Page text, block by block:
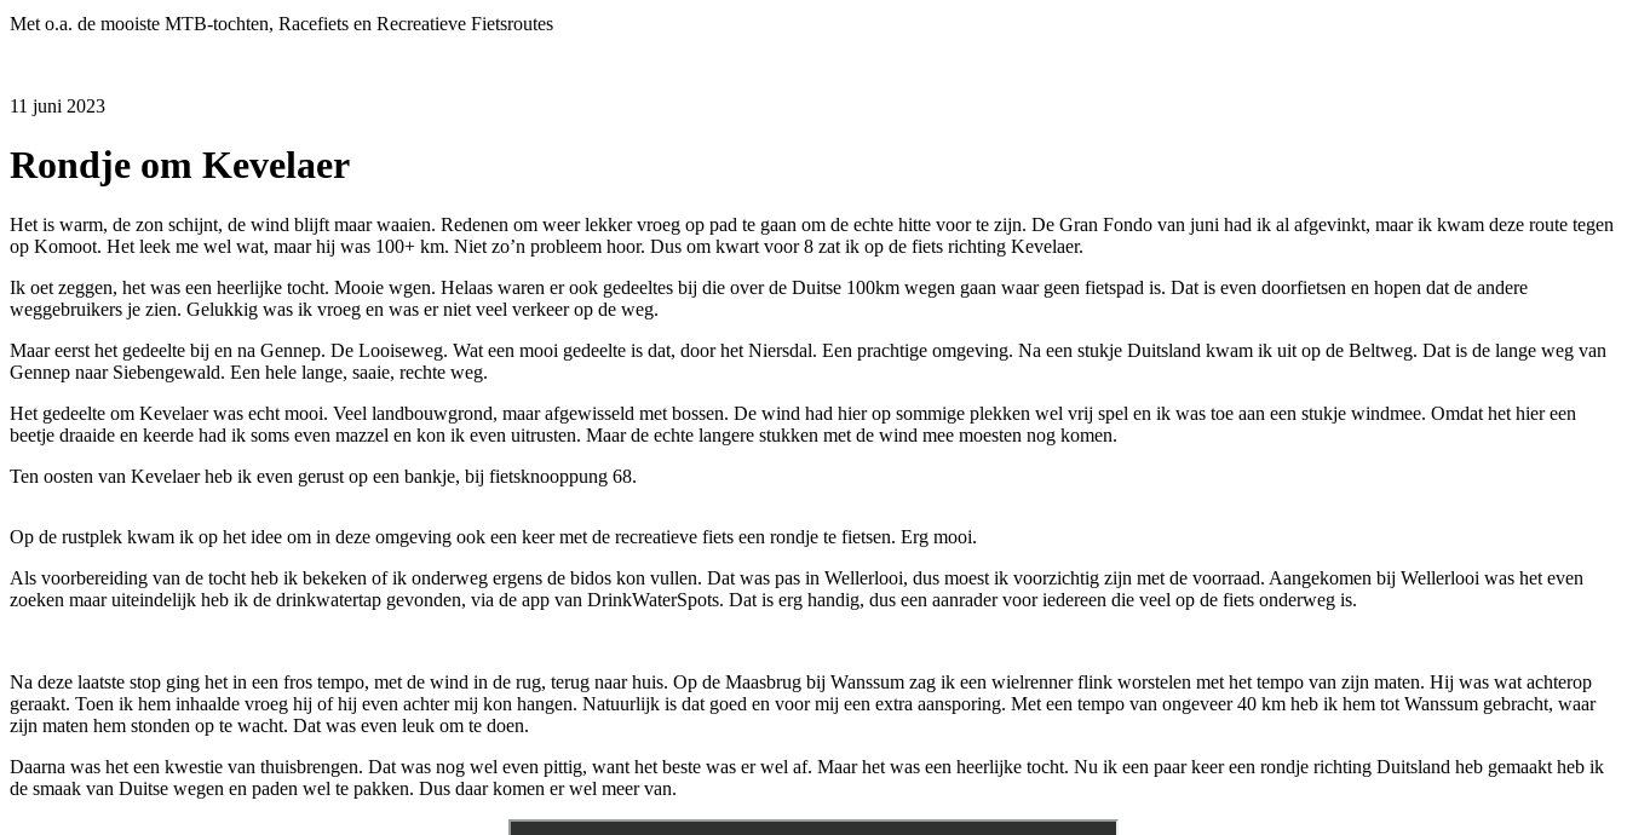
Met o.a. de mooiste MTB-tochten, Racefiets en Recreatieve Fietsroutes
11 juni 2023
Rondje om Kevelaer
Het is warm, de zon schijnt, de wind blijft maar waaien. Redenen om weer lekker vroeg op pad te gaan om de echte hitte voor te zijn. De Gran Fondo van juni had ik al afgevinkt, maar ik kwam deze route tegen
op Komoot. Het leek me wel wat, maar hij was 100+ km. Niet zo’n probleem hoor. Dus om kwart voor 8 zat ik op de fiets richting Kevelaer.
Ik oet zeggen, het was een heerlijke tocht. Mooie wgen. Helaas waren er ook gedeeltes bij die over de Duitse 100km wegen gaan waar geen fietspad is. Dat is even doorfietsen en hopen dat de andere
weggebruikers je zien. Gelukkig was ik vroeg en was er niet veel verkeer op de weg.
Maar eerst het gedeelte bij en na Gennep. De Looiseweg. Wat een mooi gedeelte is dat, door het Niersdal. Een prachtige omgeving. Na een stukje Duitsland kwam ik uit op de Beltweg. Dat is de lange weg van
Gennep naar Siebengewald. Een hele lange, saaie, rechte weg.
Het gedeelte om Kevelaer was echt mooi. Veel landbouwgrond, maar afgewisseld met bossen. De wind had hier op sommige plekken wel vrij spel en ik was toe aan een stukje windmee. Omdat het hier een
beetje draaide en keerde had ik soms even mazzel en kon ik even uitrusten. Maar de echte langere stukken met de wind mee moesten nog komen.
Ten oosten van Kevelaer heb ik even gerust op een bankje, bij fietsknooppung 68.
Op de rustplek kwam ik op het idee om in deze omgeving ook een keer met de recreatieve fiets een rondje te fietsen. Erg mooi.
Als voorbereiding van de tocht heb ik bekeken of ik onderweg ergens de bidos kon vullen. Dat was pas in Wellerlooi, dus moest ik voorzichtig zijn met de voorraad. Aangekomen bij Wellerlooi was het even
zoeken maar uiteindelijk heb ik de drinkwatertap gevonden, via de app van DrinkWaterSpots. Dat is erg handig, dus een aanrader voor iedereen die veel op de fiets onderweg is.
Na deze laatste stop ging het in een fros tempo, met de wind in de rug, terug naar huis. Op de Maasbrug bij Wanssum zag ik een wielrenner flink worstelen met het tempo van zijn maten. Hij was wat achterop
geraakt. Toen ik hem inhaalde vroeg hij of hij even achter mij kon hangen. Natuurlijk is dat goed en voor mij een extra aansporing. Met een tempo van ongeveer 40 km heb ik hem tot Wanssum gebracht, waar
zijn maten hem stonden op te wacht. Dat was even leuk om te doen.
Daarna was het een kwestie van thuisbrengen. Dat was nog wel even pittig, want het beste was er wel af. Maar het was een heerlijke tocht. Nu ik een paar keer een rondje richting Duitsland heb gemaakt heb ik
de smaak van Duitse wegen en paden wel te pakken. Dus daar komen er wel meer van.